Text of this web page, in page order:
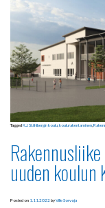
TaggedK.J. Ståhlbergin koulu koulurakentaminen
uuden koulun
Posted on 1.11.2022byVille Sorvoja